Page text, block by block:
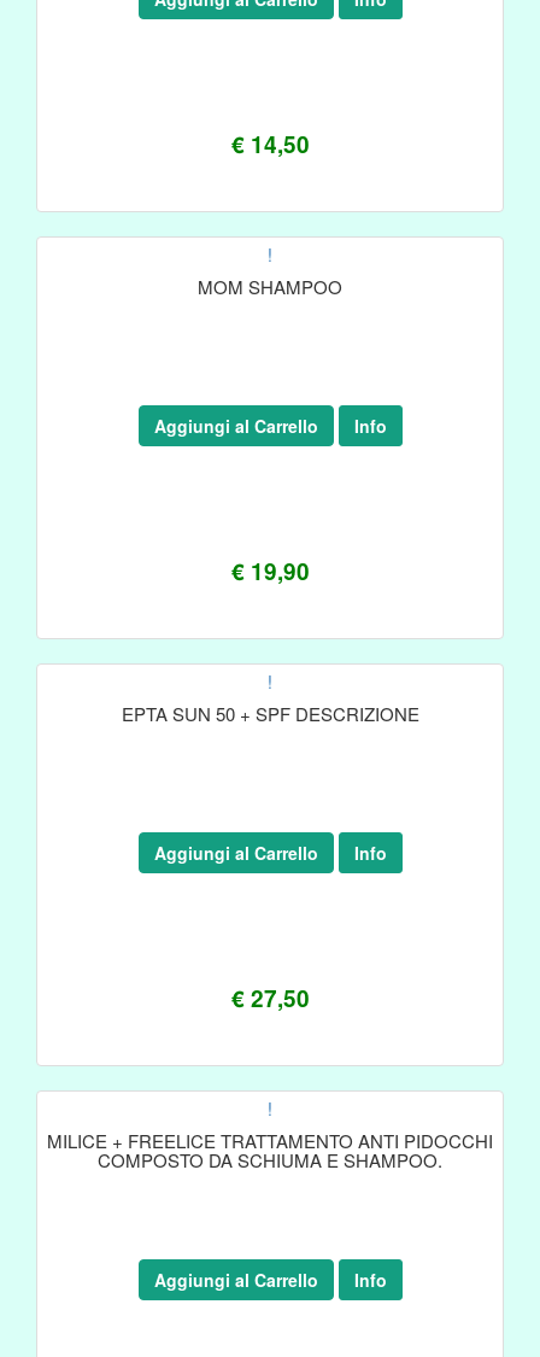
€ 14,50
!
MOM SHAMPOO
€ 19,90
Aggiungi al Carrello Info
!
EPTA SUN 50 + SPF DESCRIZIONE
€ 27,50
Aggiungi al Carrello Info
!
MILICE + FREELICE TRATTAMENTO ANTI PIDOCCHI
COMPOSTO DA SCHIUMA E SHAMPOO.
Aggiungi al Carrello Info